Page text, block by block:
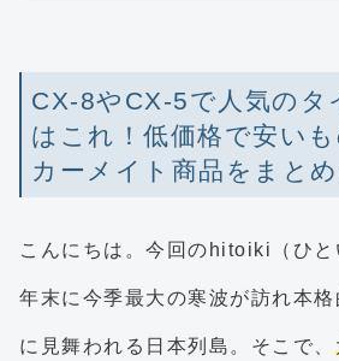
CX-8やCX-5で人気のタ
はこれ！低価格で安い
カーメイト商品をまと
こんにちは。今回のhitoiki（ひと
年末に今季最大の寒波が訪れ本
に見舞われる日本列島。そこで、